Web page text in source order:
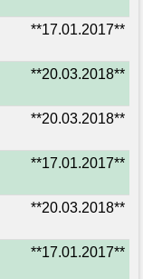
**17.01.2017**
**20.03.2018**
**20.03.2018**
**17.01.2017**
**20.03.2018**
**17.01.2017**